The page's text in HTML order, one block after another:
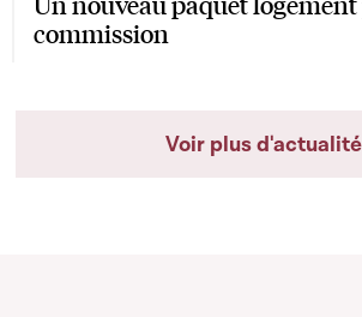
commission
Voir plus